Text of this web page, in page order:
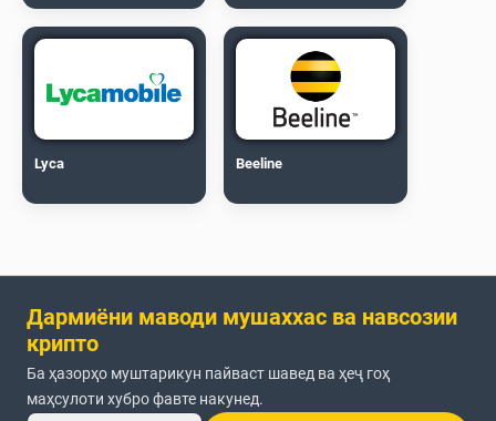
Lyca Beeline
Дармиёни маводи мушаххас ва навсозии
крипто
Ба ҳазорҳо муштарикун пайваст шавед ва ҳеҷ гоҳ
маҳсулоти хубро фавте накунед.